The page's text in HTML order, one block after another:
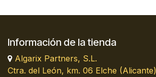
Información de la tienda
Algarix Partners, S.L.
Ctra. del León, km. 06 Elche (Alicante)